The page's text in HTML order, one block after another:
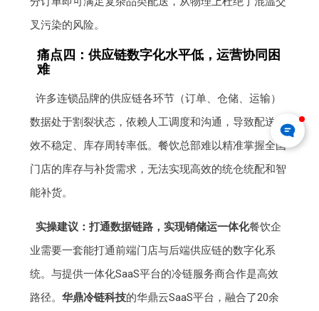
叉污染的风险。
痛点四：供应链数字化水平低，运营协同困
难
许多连锁品牌的供应链各环节（订单、仓储、运输）
数据处于割裂状态，依赖人工调度和沟通，导致配送时
效不稳定、库存周转率低。餐饮总部难以精准掌握全国
门店的库存与补货需求，无法实现高效的统仓统配和智
能补货。
实操建议：打通数据链路，实现销储运一体化餐饮企
业需要一套能打通前端门店与后端供应链的数字化系
统。与提供一体化SaaS平台的冷链服务商合作是高效
路径。华鼎冷链科技的华鼎云SaaS平台，融合了20余